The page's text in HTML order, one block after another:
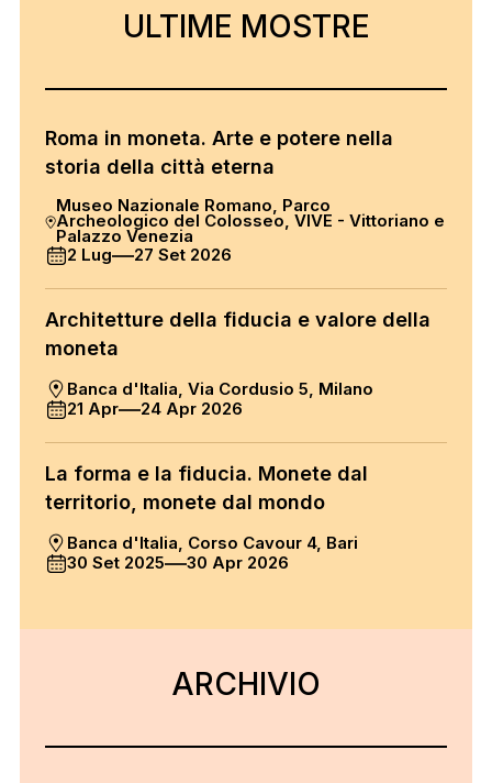
ULTIMIULTIME MOSTRE
Roma in moneta. Arte e potere nella
storia della città eterna
Museo Nazionale Romano, Parco
Archeologico del Colosseo, VIVE - Vittoriano e
Palazzo Venezia
2 Lug
27 Set 2026
Architetture della fiducia e valore della
moneta
Banca d'Italia, Via Cordusio 5, Milano
21 Apr
24 Apr 2026
La forma e la fiducia. Monete dal
territorio, monete dal mondo
Banca d'Italia, Corso Cavour 4, Bari
30 Set 2025
30 Apr 2026
ARCHIVIO